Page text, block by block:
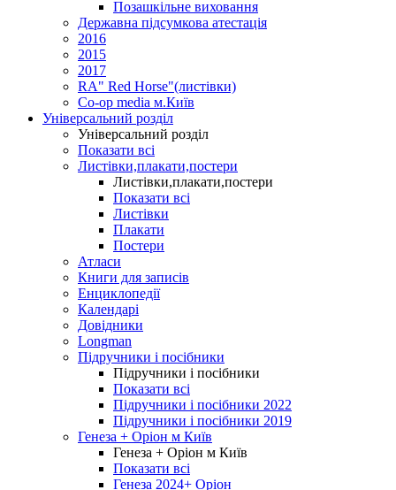
Позашкільне виховання
Державна підсумкова атестація
2016
2015
2017
RA" Red Horse"(листівки)
Co-op media м.Київ
Універсальний розділ
Універсальний розділ
Показати всі
Листівки,плакати,постери
Листівки,плакати,постери
Показати всі
Листівки
Плакати
Постери
Атласи
Книги для записів
Енциклопедії
Календарі
Довідники
Longman
Підручники і посібники
Підручники і посібники
Показати всі
Підручники і посібники 2022
Підручники і посібники 2019
Генеза + Оріон м Київ
Генеза + Оріон м Київ
Показати всі
Генеза 2024+ Оріон